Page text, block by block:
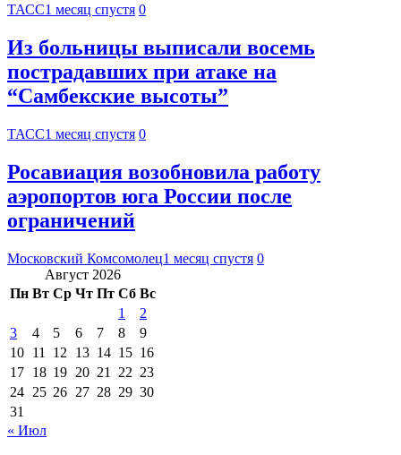
ТАСС1 месяц спустя 0
Из больницы выписали восемь
пострадавших при атаке на
“Самбекские высоты”
ТАСС1 месяц спустя 0
Росавиация возобновила работу
аэропортов юга России после
ограничений
Московский Комсомолец1 месяц спустя 0
Август 2026
Пн Вт Ср Чт Пт Сб Вс
1
2
3
4 5 6 7 8
9
10 11 12 13 14 15 16
17 18 19 20 21 22 23
24 25 26 27 28 29 30
31
« Июл